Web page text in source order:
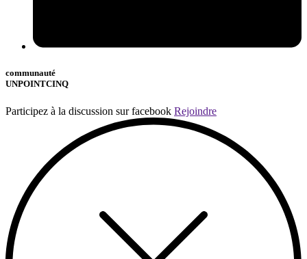
communauté
UNPOINTCINQ
Participez à la discussion sur facebook Rejoindre